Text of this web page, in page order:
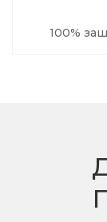
100%